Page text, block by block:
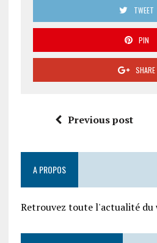
TWEET
PIN
SHARE
Previous post
A PROPOS
Retrouvez toute l'actualité du